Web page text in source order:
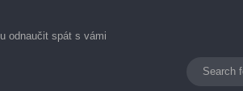
odnaučit spát s vámi
Switch skin